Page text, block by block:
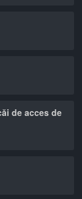
de acces de